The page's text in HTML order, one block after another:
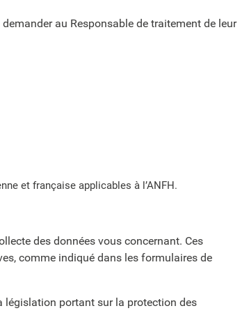
au Responsable de traitement de leur
et française applicables à l’ANFH.
des données vous concernant. Ces
comme indiqué dans les formulaires de
législation portant sur la protection des